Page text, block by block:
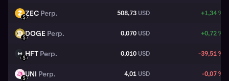
ZEC
USDZEC Perp. 508,73 USD +1,34 %
DOGE
USDDOGE Perp. 0,070 USD +0,72 %
HFT
USDHFT Perp. 0,010 USD -39,51 %
UNI
USDUNI Perp. 4,01 USD -0,07 %